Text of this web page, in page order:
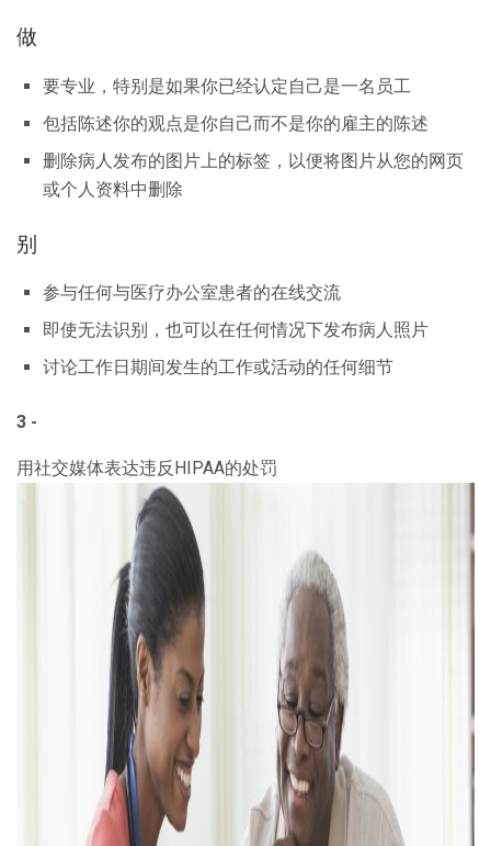
做
要专业，特别是如果你已经认定自己是一名员工
包括陈述你的观点是你自己而不是你的雇主的陈述
删除病人发布的图片上的标签，以便将图片从您的网页
或个人资料中删除
别
参与任何与医疗办公室患者的在线交流
即使无法识别，也可以在任何情况下发布病人照片
讨论工作日期间发生的工作或活动的任何细节
3 -
用社交媒体表达违反HIPAA的处罚